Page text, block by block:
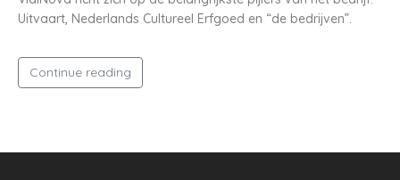
Uitvaart, Nederlands Cultureel Erfgoed en “de bedrijven”.
Continue reading